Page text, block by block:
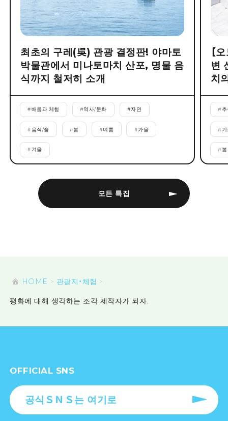
모든 특집
최초의 구레(吳) 관광 결정판! 야마토
박물관에서 미나토마치 산포, 명물 음
식까지 철저히 소개
#배움과 체험 #역사/문화 #자연
#음식/술 #봄 #여름 #가을
# 겨울
【
변
치
#
#
#봄
HOME 관광지・체험
평화에 대해 생각하는 조각 제작자가 되자.
OFFICIAL SNS
공식ＳＮＳ는 여기로